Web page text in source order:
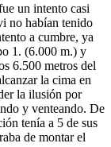
un intento casi
no habían tenido
a cumbre, ya
1. (6.000 m.) y
6.500 metros del
la cima en
la ilusión por
y venteando. De
tenía a 5 de sus
de montar el